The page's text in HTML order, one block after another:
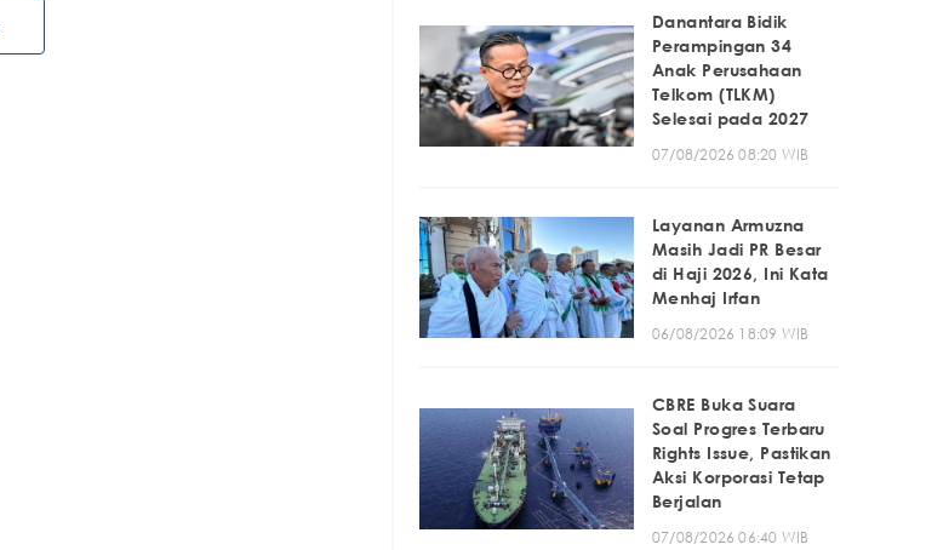
Danantara Bidik
Perampingan 34
Anak Perusahaan
Telkom (TLKM)
Selesai pada 2027
07/08/2026 08:20 WIB
Layanan Armuzna
Masih Jadi PR Besar
di Haji 2026, Ini Kata
Menhaj Irfan
06/08/2026 18:09 WIB
CBRE Buka Suara
Soal Progres Terbaru
Rights Issue, Pastikan
Aksi Korporasi Tetap
Berjalan
07/08/2026 06:40 WIB